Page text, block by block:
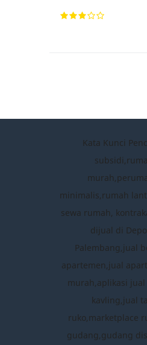
Kata Kunci
minimalis,rumah
sewa rumah,
dijual di
Palembang,jual
apartemen,jual
murah,aplikasi
kavling,jual
ruko,marketplace
gudang,gudang